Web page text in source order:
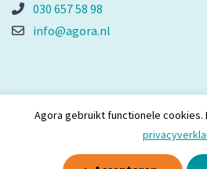
030 657 58 98
info@agora.nl
Agora gebruikt functionele cookies.